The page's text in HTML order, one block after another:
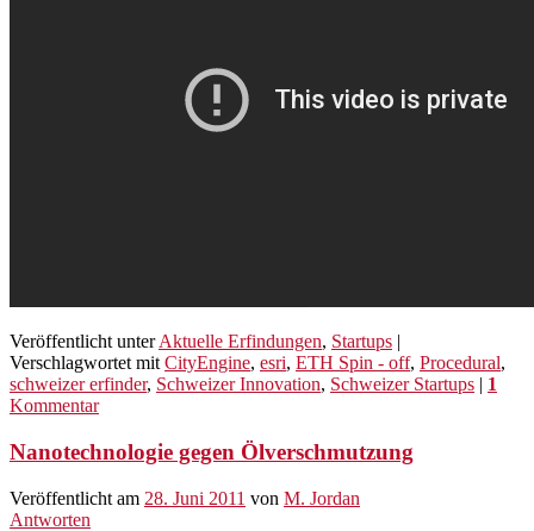
Veröffentlicht unter Aktuelle Erfindungen, Startups |
Verschlagwortet mit CityEngine, esri, ETH Spin - off, Procedural,
schweizer erfinder, Schweizer Innovation, Schweizer Startups | 1
Kommentar
Nanotechnologie gegen Ölverschmutzung
Veröffentlicht am 28. Juni 2011 von M. Jordan
Antworten